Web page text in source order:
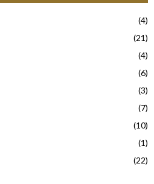
(4)
(21)
(4)
(6)
(3)
(7)
(10)
(1)
(22)